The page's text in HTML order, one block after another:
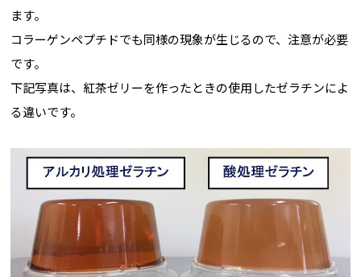
ます。
コラーゲンペプチドでも同様の現象が生じるので、注意が必要
です。
下記写真は、紅茶ゼリーを作ったときの使用したゼラチンによ
る違いです。